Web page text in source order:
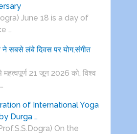
June 18 is a day of
…
सबसे लंबे दिवस पर योग,संगीत
महत्वपूर्ण 21 जून 2026 को, विश्व
of International Yoga
Durga …
On the